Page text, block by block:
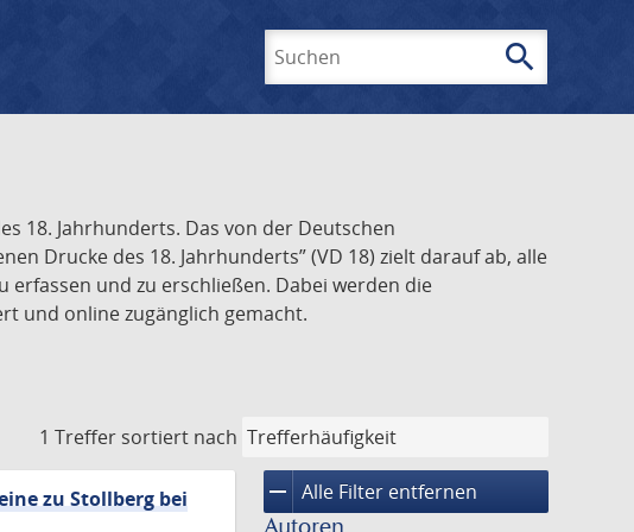
search
18. Jahrhunderts. Das von der Deutschen
Drucke des 18. Jahrhunderts” (VD 18) zielt darauf ab, alle
erfassen und zu erschließen. Dabei werden die
und online zugänglich gemacht.
1 Treffer sortiert nach
remove Alle Filter entfernen
zu Stollberg bei